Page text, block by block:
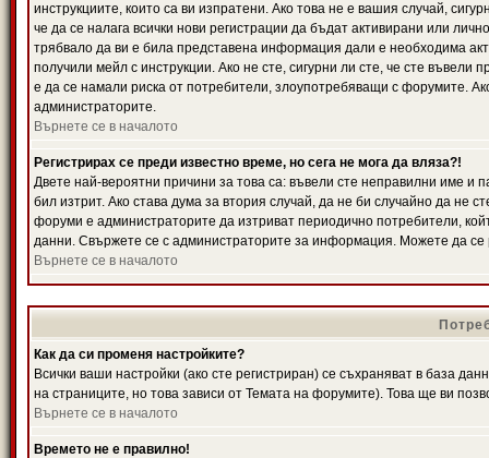
инструкциите, които са ви изпратени. Ако това не е вашия случай,
че да се налага всички нови регистрации да бъдат активирани или
трябвало да ви е била представена информация дали е необходима
получили мейл с инструкции. Ако не сте, сигурни ли сте, че сте
е да се намали риска от потребители, злоупотребяващи с форумите.
администраторите.
Върнете се в началото
Регистрирах се преди известно време, но сега не мога да вляза?!
Двете най-вероятни причини за това са: въвели сте неправилни име и
бил изтрит. Ако става дума за втория случай, да не би случайно да
форуми е администраторите да изтриват периодично потребители,
данни. Свържете се с администраторите за информация. Можете да се
Върнете се в началото
Как да си променя настройките?
Всички ваши настройки (ако сте регистриран) се съхраняват в база
на страниците, но това зависи от Темата на форумите). Това ще ви
Върнете се в началото
Времето не е правилно!